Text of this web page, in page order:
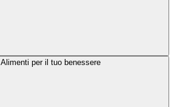
Alimenti per il tuo benessere